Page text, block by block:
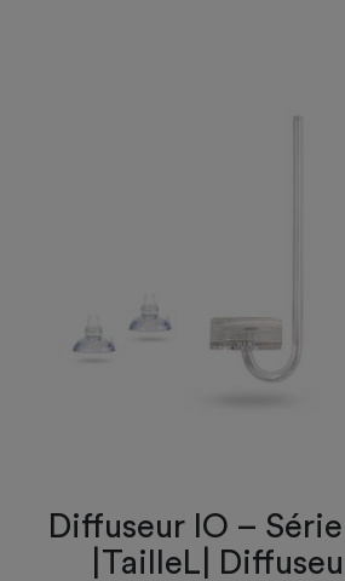
Diffuseur IO –
|TailleL|